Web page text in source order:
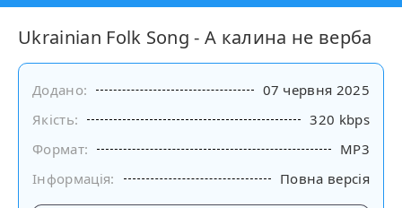
Ukrainian Folk Song - А калина не верба
Додано:
07 червня 2025
Якість:
320 kbps
Формат:
MP3
Інформація:
Повна версія